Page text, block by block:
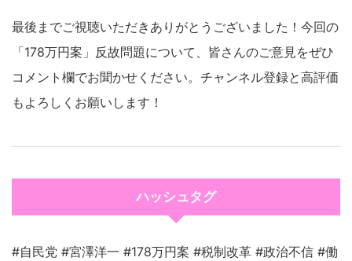
最後までご視聴いただきありがとうございました！今回の
「178万円案」反故問題について、皆さんのご意見をぜひ
コメント欄でお聞かせください。チャンネル登録と高評価
もよろしくお願いします！
ハッシュタグ
#自民党 #宮澤洋一 #178万円案 #税制改革 #政治不信 #働